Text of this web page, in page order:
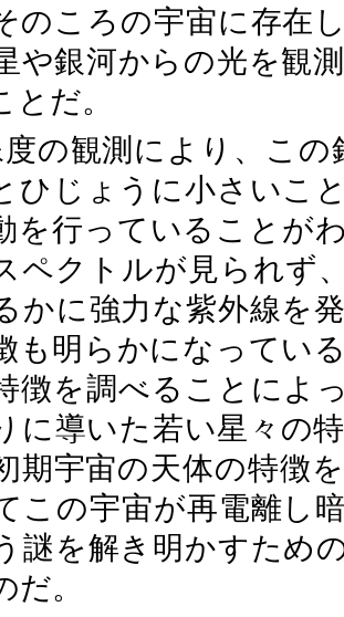
のころの宇宙に存在
や銀河からの光を観
とだ。
の観測により、この
ひじょうに小さいこ
を行っていることが
ペクトルが見られず
かに強力な紫外線を
も明らかになってい
徴を調べることによ
に導いた若い星々の
期宇宙の天体の特徴
この宇宙が再電離し
謎を解き明かすため
だ。